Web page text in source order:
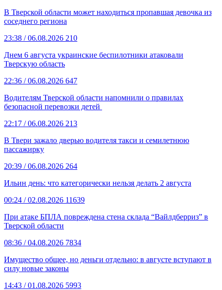
В Тверской области может находиться пропавшая девочка из
соседнего региона
23:38 / 06.08.2026 210
Днем 6 августа украинские беспилотники атаковали
Тверскую область
22:36 / 06.08.2026 647
Водителям Тверской области напомнили о правилах
безопасной перевозки детей
22:17 / 06.08.2026 213
В Твери зажало дверью водителя такси и семилетнюю
пассажирку
20:39 / 06.08.2026 264
Ильин день: что категорически нельзя делать 2 августа
00:24 / 02.08.2026 11639
При атаке БПЛА повреждена стена склада “Вайлдберриз” в
Тверской области
08:36 / 04.08.2026 7834
Имущество общее, но деньги отдельно: в августе вступают в
силу новые законы
14:43 / 01.08.2026 5993